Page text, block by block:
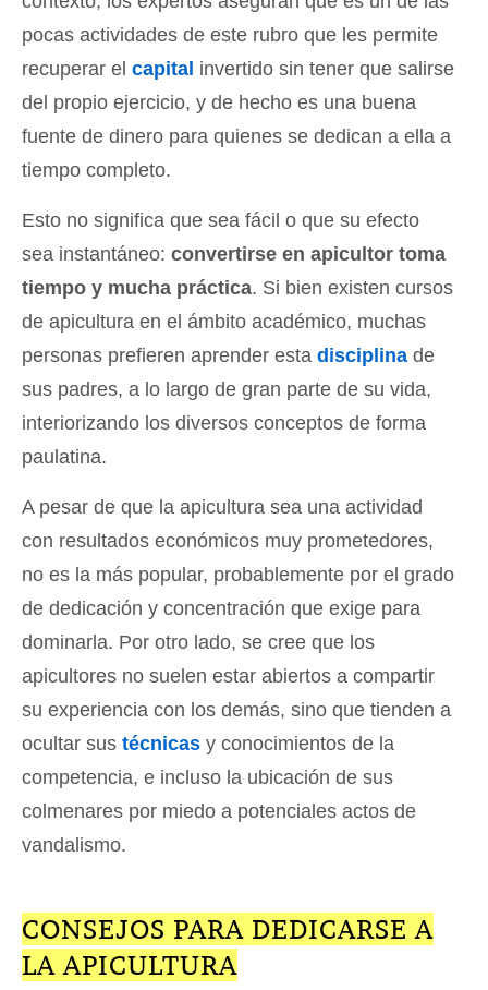
pocas actividades de este rubro que les permite
recuperar el capital invertido sin tener que salirse
del propio ejercicio, y de hecho es una buena
fuente de dinero para quienes se dedican a ella a
tiempo completo.
Esto no significa que sea fácil o que su efecto
sea instantáneo: convertirse en apicultor toma
tiempo y mucha práctica. Si bien existen cursos
de apicultura en el ámbito académico, muchas
personas prefieren aprender esta disciplina de
sus padres, a lo largo de gran parte de su vida,
interiorizando los diversos conceptos de forma
paulatina.
A pesar de que la apicultura sea una actividad
con resultados económicos muy prometedores,
no es la más popular, probablemente por el grado
de dedicación y concentración que exige para
dominarla. Por otro lado, se cree que los
apicultores no suelen estar abiertos a compartir
su experiencia con los demás, sino que tienden a
ocultar sus técnicas y conocimientos de la
competencia, e incluso la ubicación de sus
colmenares por miedo a potenciales actos de
vandalismo.
CONSEJOS PARA DEDICARSE A
LA APICULTURA